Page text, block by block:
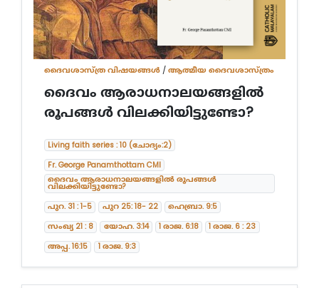
ദൈവശാസ്ത്ര വിഷയങ്ങള്‍ /ആത്മീയ ദൈവശാസ്ത്രം
ദൈവം ആരാധനാലയങ്ങളിൽ
രൂപങ്ങൾ വിലക്കിയിട്ടുണ്ടോ?
Living faith series : 10 (ചോദ്യം:2)
Fr. George Panamthottam CMI
ദൈവം ആരാധനാലയങ്ങളിൽ രൂപങ്ങൾ
വിലക്കിയിട്ടുണ്ടോ?
പുറ. 31 : 1-5
പുറ 25: 18- 22
ഹെബ്രാ. 9:5
സംഖ്യ 21 : 8
യോഹ. 3:14 1 രാജ. 6:18
1 രാജ. 6 : 23
അപ്പ. 16:15
1 രാജ. 9:3